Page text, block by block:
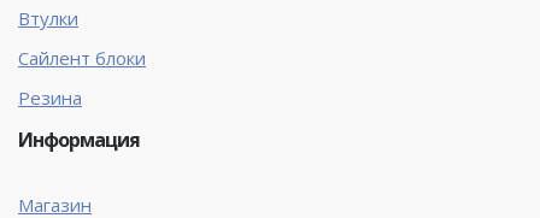
Втулки
Сайлент блоки
Резина
Информация
Магазин